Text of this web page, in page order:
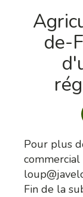
de-
Pour plus
commercial
Fin de la